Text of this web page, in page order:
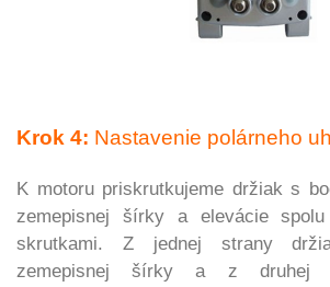
Krok 4: Nastavenie polárneho
K motoru priskrutkujeme držiak s
zemepisnej šírky a elevácie
skrutkami. Z jednej strany
zemepisnej šírky a z druhej